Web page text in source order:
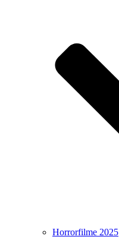
Horrorfilme 2025